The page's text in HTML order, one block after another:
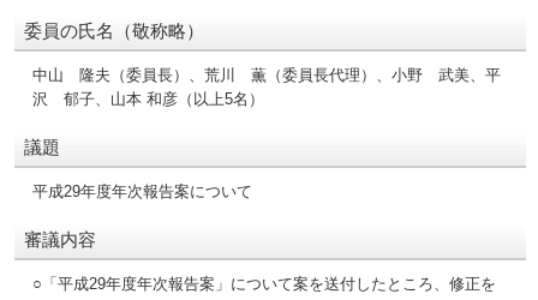
委員の氏名（敬称略）
中山 隆夫（委員長）、荒川 薫（委員長代理）、小野 武美、平
沢 郁子、山本 和彦（以上5名）
議題
平成29年度年次報告案について
審議内容
○「平成29年度年次報告案」について案を送付したところ、修正を